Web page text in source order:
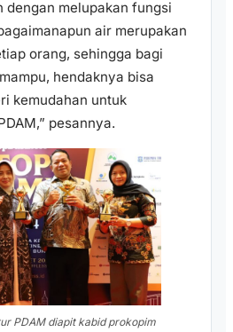
dengan melupakan fungsi
air merupakan
orang, sehingga bagi
hendaknya bisa
kemudahan untuk
pesannya.
PDAM diapit kabid prokopim